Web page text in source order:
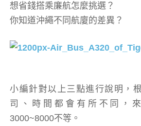
想省錢搭乘廉航怎麼挑選？
你知道沖繩不同航廈的差異？
小編針對以上三點進行說明，
司、時間都會有所不同，
3000~8000不等。